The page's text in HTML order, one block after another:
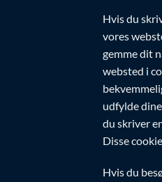
Hvis du
vores
gemme dit
websted i
udfylde
du skriver
Disse
Hvis du